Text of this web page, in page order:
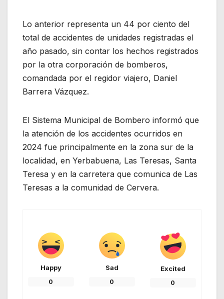
Lo anterior representa un 44 por ciento del
total de accidentes de unidades registradas el
año pasado, sin contar los hechos registrados
por la otra corporación de bomberos,
comandada por el regidor viajero, Daniel
Barrera Vázquez.
El Sistema Municipal de Bombero informó que
la atención de los accidentes ocurridos en
2024 fue principalmente en la zona sur de la
localidad, en Yerbabuena, Las Teresas, Santa
Teresa y en la carretera que comunica de Las
Teresas a la comunidad de Cervera.
Happy
0
Sad
0
Excited
0